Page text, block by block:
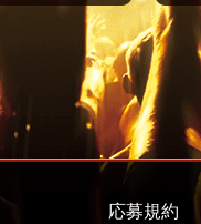
応募規約